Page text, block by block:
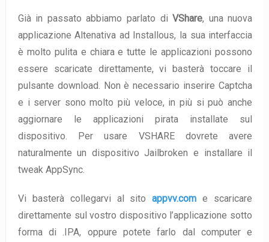
Già in passato abbiamo parlato diVShare, una nuova
applicazione Altenativa ad Installous, la sua interfaccia
è molto pulita e chiara e tutte le applicazioni possono
essere scaricate direttamente, vi basterà toccare il
pulsante download. Non è necessario inserire Captcha
e i server sono molto più veloce, in più si può anche
aggiornare le applicazioni pirata installate sul
dispositivo. Per usare VSHARE dovrete avere
naturalmente un dispositivo Jailbroken e installare il
tweak AppSync.
Vi basterà collegarvi al sitoappvv.com e scaricare
direttamente sul vostro dispositivo l’applicazione sotto
forma di .IPA, oppure potete farlo dal computer e